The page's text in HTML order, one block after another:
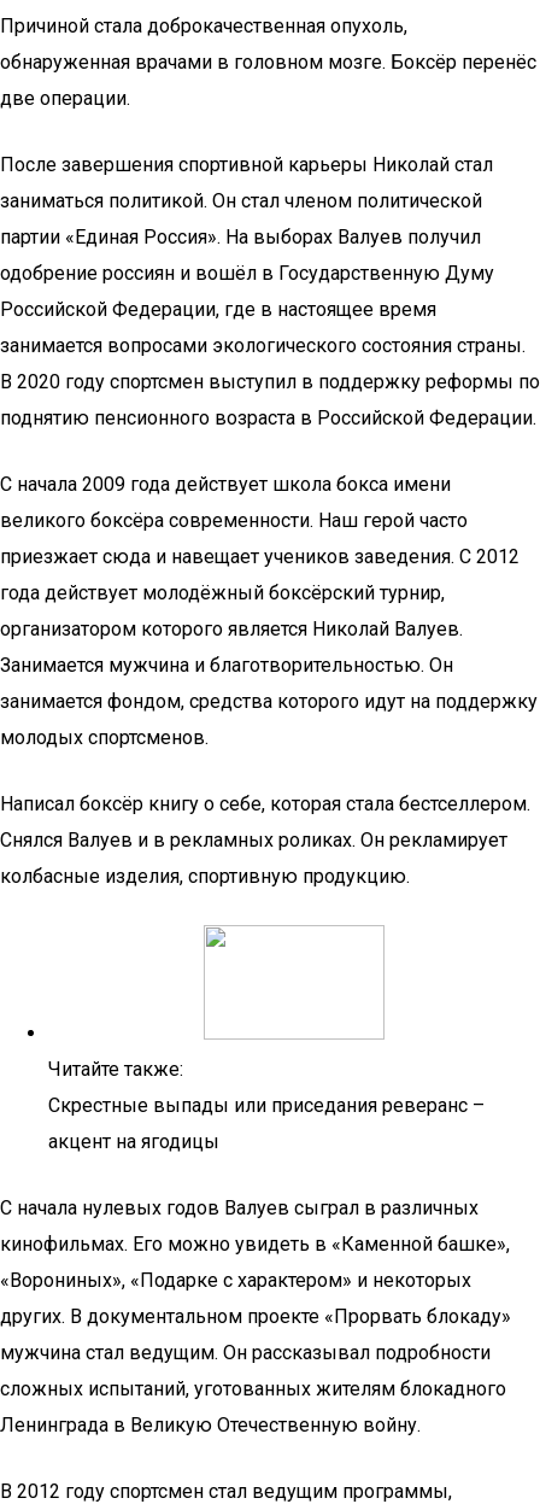
Причиной стала доброкачественная опухоль,
обнаруженная врачами в головном мозге. Боксёр перенёс
две операции.
После завершения спортивной карьеры Николай стал
заниматься политикой. Он стал членом политической
партии «Единая Россия». На выборах Валуев получил
одобрение россиян и вошёл в Государственную Думу
Российской Федерации, где в настоящее время
занимается вопросами экологического состояния страны.
В 2020 году спортсмен выступил в поддержку реформы по
поднятию пенсионного возраста в Российской Федерации.
С начала 2009 года действует школа бокса имени
великого боксёра современности. Наш герой часто
приезжает сюда и навещает учеников заведения. С 2012
года действует молодёжный боксёрский турнир,
организатором которого является Николай Валуев.
Занимается мужчина и благотворительностью. Он
занимается фондом, средства которого идут на поддержку
молодых спортсменов.
Написал боксёр книгу о себе, которая стала бестселлером.
Снялся Валуев и в рекламных роликах. Он рекламирует
колбасные изделия, спортивную продукцию.
Читайте также:
Скрестные выпады или приседания реверанс –
акцент на ягодицы
С начала нулевых годов Валуев сыграл в различных
кинофильмах. Его можно увидеть в «Каменной башке»,
«Ворониных», «Подарке с характером» и некоторых
других. В документальном проекте «Прорвать блокаду»
мужчина стал ведущим. Он рассказывал подробности
сложных испытаний, уготованных жителям блокадного
Ленинграда в Великую Отечественную войну.
В 2012 году спортсмен стал ведущим программы,